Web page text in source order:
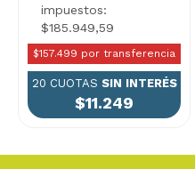
impuestos:
$185.949,59
$157.499 por transferencia
20 CUOTAS SIN INTERÉS
$11.249